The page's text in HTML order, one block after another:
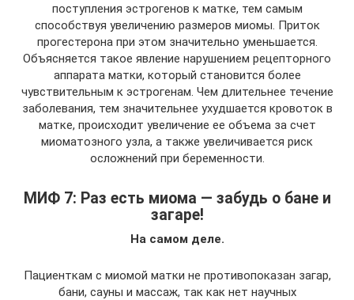
поступления эстрогенов к матке, тем самым
способствуя увеличению размеров миомы. Приток
прогестерона при этом значительно уменьшается.
Объясняется такое явление нарушением рецепторного
аппарата матки, который становится более
чувствительным к эстрогенам. Чем длительнее течение
заболевания, тем значительнее ухудшается кровоток в
матке, происходит увеличение ее объема за счет
миоматозного узла, а также увеличивается риск
осложнений при беременности.
МИФ 7: Раз есть миома — забудь о бане и
загаре!
На самом деле.
Пациенткам с миомой матки не противопоказан загар,
бани, сауны и массаж, так как нет научных